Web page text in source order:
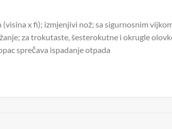
x fi); izmjenjivi nož; sa sigurnosnim
za trokutaste, šesterokutne i okrugle
sprečava ispadanje otpada